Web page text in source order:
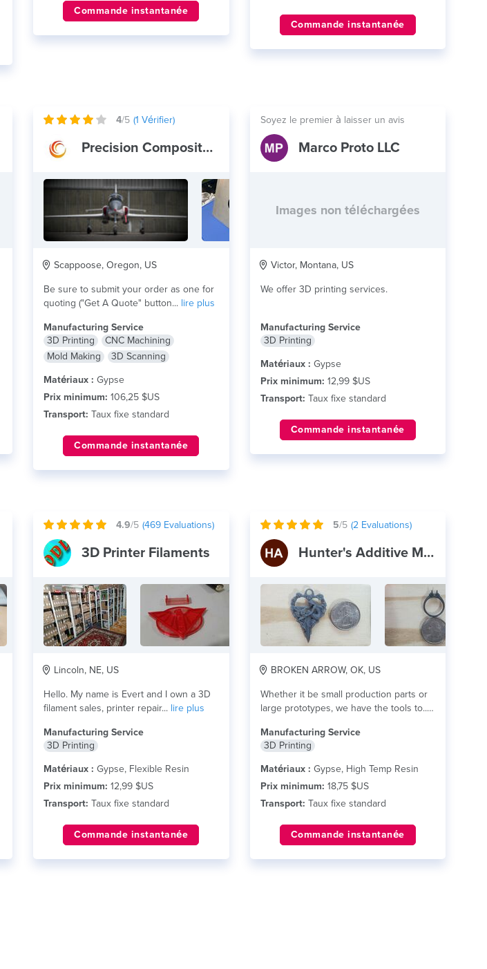
Commande instantanée
Commande instantanée
4/5 (1 Vérifier)
Precision Composites Technologies, LLC
Scappoose, Oregon, US
Be sure to submit your order as one for
quoting ("Get A Quote" button... lire plus
Manufacturing Service
3D Printing
CNC Machining
Mold Making
3D Scanning
Matériaux : Gypse
Prix minimum: 106,25 $US
Transport: Taux fixe standard
Commande instantanée
Soyez le premier à laisser un avis
Marco Proto LLC
Images non téléchargées
Victor, Montana, US
We offer 3D printing services.
Manufacturing Service
3D Printing
Matériaux : Gypse
Prix minimum: 12,99 $US
Transport: Taux fixe standard
Commande instantanée
4.9/5 (469 Evaluations)
3D Printer Filaments
Lincoln, NE, US
Hello. My name is Evert and I own a 3D
filament sales, printer repair... lire plus
Manufacturing Service
3D Printing
Matériaux : Gypse, Flexible Resin
Prix minimum: 12,99 $US
Transport: Taux fixe standard
Commande instantanée
5/5 (2Evaluations)
Hunter's Additive Manufacturing
BROKEN ARROW, OK, US
Whether it be small production parts or
large prototypes, we have the tools to...
Manufacturing Service
3D Printing
Matériaux : Gypse, High Temp Resin
Prix minimum: 18,75 $US
Transport: Taux fixe standard
Commande instantanée